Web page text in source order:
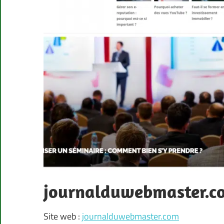
Site web : journalduwebmaster.com